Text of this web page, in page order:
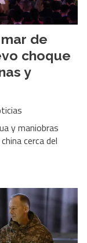
de
choque
y
y maniobras
cerca del